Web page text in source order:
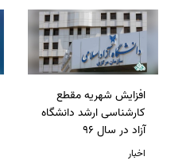
افزایش شهریه مقطع
کارشناسی ارشد دانشگاه
آزاد در سال 96
اخبار